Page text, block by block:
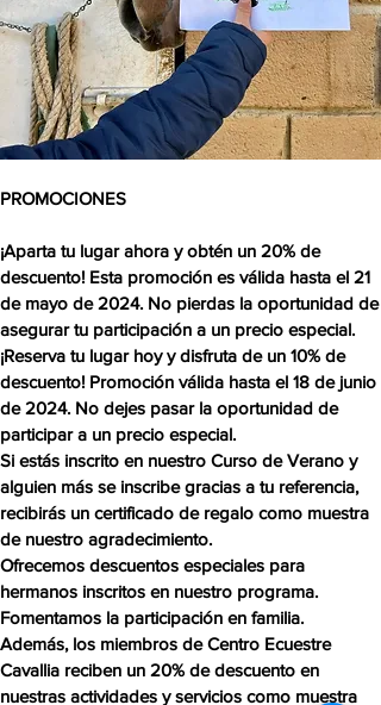
PROMOCIONES
¡Aparta tu lugar ahora y obtén un 20% de
descuento! Esta promoción es válida hasta el 21
de mayo de 2024. No pierdas la oportunidad de
asegurar tu participación a un precio especial.
¡Reserva tu lugar hoy y disfruta de un 10% de
descuento! Promoción válida hasta el 18 de junio
de 2024. No dejes pasar la oportunidad de
participar a un precio especial.
Si estás inscrito en nuestro Curso de Verano y
alguien más se inscribe gracias a tu referencia,
recibirás un certificado de regalo como muestra
de nuestro agradecimiento.
Ofrecemos descuentos especiales para
hermanos inscritos en nuestro programa.
Fomentamos la participación en familia.
Además, los miembros de Centro Ecuestre
Cavallia reciben un 20% de descuento en
nuestras actividades y servicios como muestra